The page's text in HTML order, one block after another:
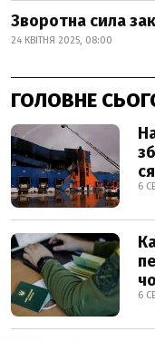
Зворотна сила
24 КВІТНЯ 2025, 08:00
ГОЛОВНЕ
6
6